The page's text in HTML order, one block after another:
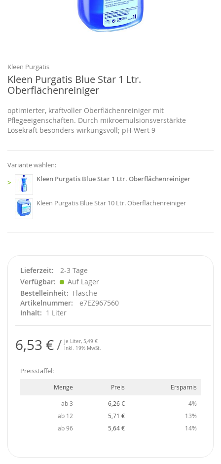
Bildgalerie
springen
Kleen Purgatis
Kleen Purgatis Blue Star 1 Ltr.
Oberflächenreiniger
optimierter, kraftvoller Oberflächenreiniger mit
Pflegeeigenschaften. Durch mikroemulsionsverstärkte
Lösekraft besonders wirkungsvoll; pH-Wert 9
Variante wählen:
> Kleen Purgatis Blue Star 1 Ltr. Oberflächenreiniger
Kleen Purgatis Blue Star 10 Ltr. Oberflächenreiniger
Lieferzeit
2-3 Tage
Verfügbar
Auf Lager
Bestelleinheit
Flasche
Artikelnummer
e7EZ967560
Inhalt
1 Liter
6,53 € je Liter, 5,49 €
Inkl. 19% MwSt.
Preisstaffel:
Menge Preis Ersparnis
ab 3 6,26 €
4%
ab 12
5,71 €
13%
ab 96
5,64 € 14%